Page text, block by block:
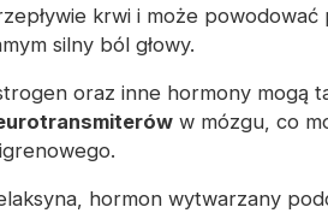
krwi i może
silny ból głowy.
oraz inne hormony mogą
w mózgu, co
hormon wytwarzany